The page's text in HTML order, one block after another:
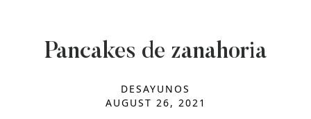
Pancakes de zanahoria
DESAYUNOS
AUGUST 26, 2021